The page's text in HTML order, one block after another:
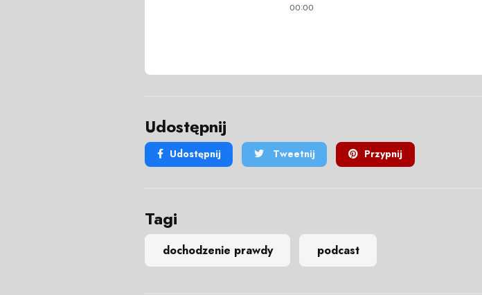
Udostępnij
Udostępnij Tweetnij Przypnij
Tagi
dochodzenie prawdy podcast